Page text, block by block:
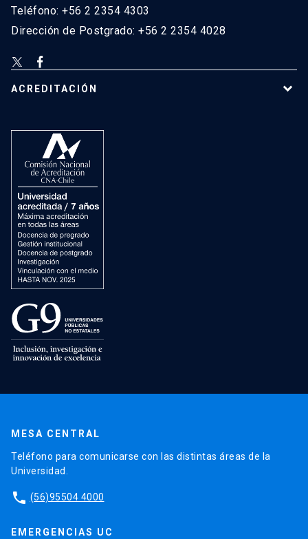
Teléfono: +56 2 2354 4303
Dirección de Postgrado: +56 2 2354 4028
ACREDITACIÓN
MESA CENTRAL
Teléfono para comunicarse con las distintas áreas de la
Universidad.
phone (56)95504 4000
EMERGENCIAS UC